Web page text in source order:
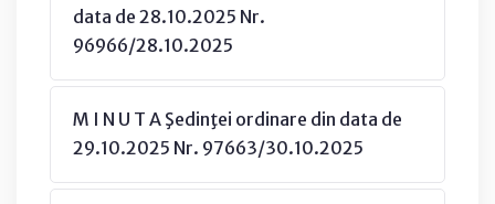
data de 28.10.2025 Nr.
96966/28.10.2025
M I N U T A Şedinţei ordinare din data de
29.10.2025 Nr. 97663/30.10.2025